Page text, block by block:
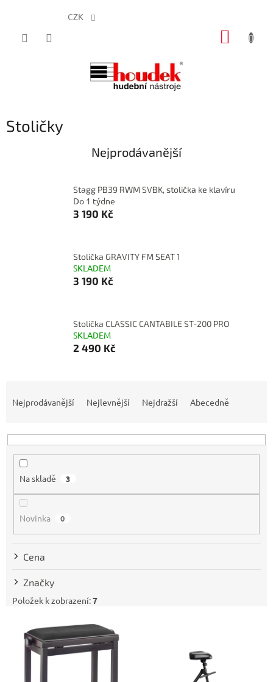
CZK
Stoličky
Nejprodávanější
Stagg PB39 RWM SVBK, stolička ke klavíru
Do 1 týdne
3 190 Kč
Stolička GRAVITY FM SEAT 1
SKLADEM
3 190 Kč
Stolička CLASSIC CANTABILE ST-200 PRO
SKLADEM
2 490 Kč
n
Nejprodávanější Nejlevnější Nejdražší Abecedně
Na skladě 3
Novinka 0
Cena
Značky
Položek k zobrazení:7